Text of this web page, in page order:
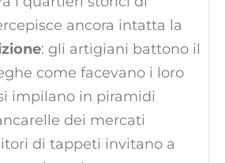
ancora intatta la
: gli artigiani battono il
come facevano i loro
impilano in piramidi
dei mercati
di tappeti invitano a